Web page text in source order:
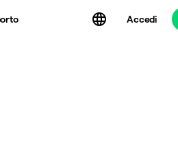
Accedi